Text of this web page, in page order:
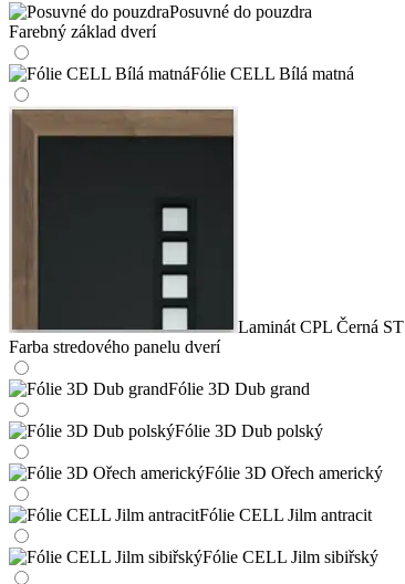
Posuvné do pouzdra
Farebný základ dverí
Fólie CELL Bílá matná
Laminát CPL Černá ST
Farba stredového panelu dverí
Fólie 3D Dub grand
Fólie 3D Dub polský
Fólie 3D Ořech americký
Fólie CELL Jilm antracit
Fólie CELL Jilm sibiřský